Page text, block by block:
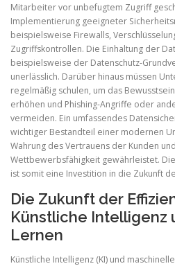
Mitarbeiter vor unbefugtem Zugriff
Implementierung geeigneter
beispielsweise Firewalls,
Zugriffskontrollen. Die Einhaltung der
beispielsweise der Datenschutz-
unerlässlich. Darüber hinaus müssen
regelmäßig schulen, um das
erhöhen und Phishing-Angriffe oder
vermeiden. Ein umfassendes
wichtiger Bestandteil einer modernen
Wahrung des Vertrauens der Kunden
Wettbewerbsfähigkeit gewährleistet.
ist somit eine Investition in die Zukunft
Die Zukunft der
Künstliche Intelligenz
Lernen
Künstliche Intelligenz (KI) und